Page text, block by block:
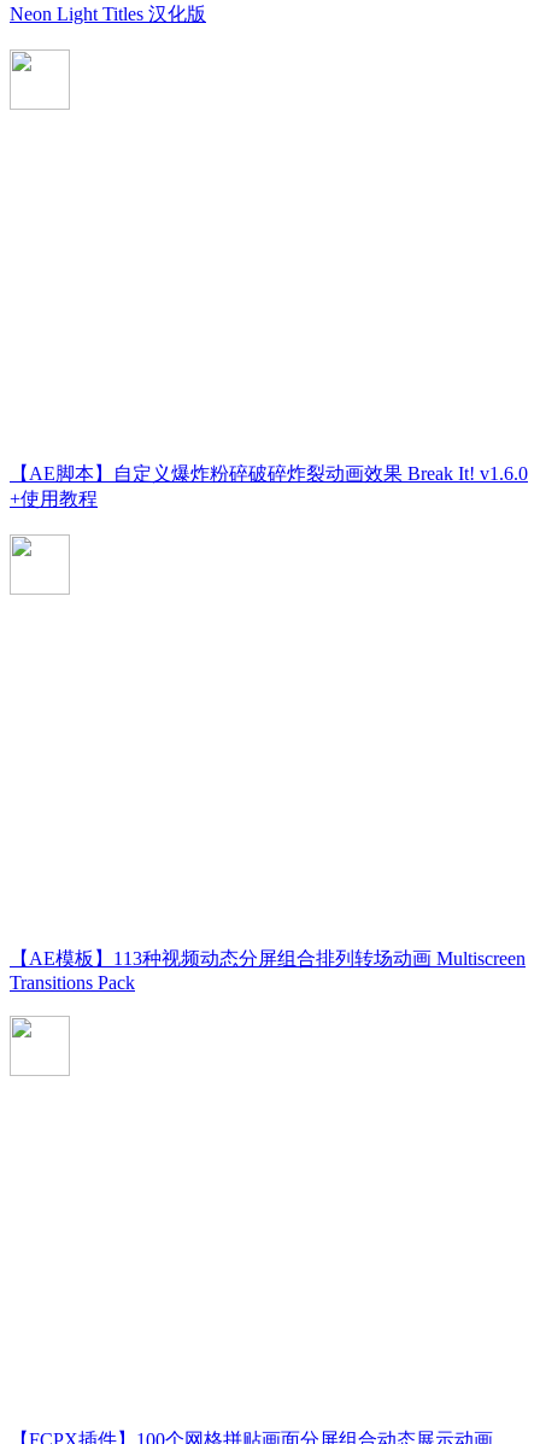
Neon Light Titles 汉化版
【AE脚本】自定义爆炸粉碎破碎炸裂动画效果 Break It! v1.6.0
+使用教程
【AE模板】113种视频动态分屏组合排列转场动画 Multiscreen
Transitions Pack
【FCPX插件】100个网格拼贴画面分屏组合动态展示动画